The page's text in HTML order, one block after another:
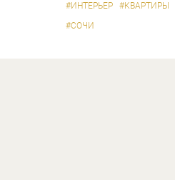
#ИНТЕРЬЕР #КВАРТИРЫ
#СОЧИ